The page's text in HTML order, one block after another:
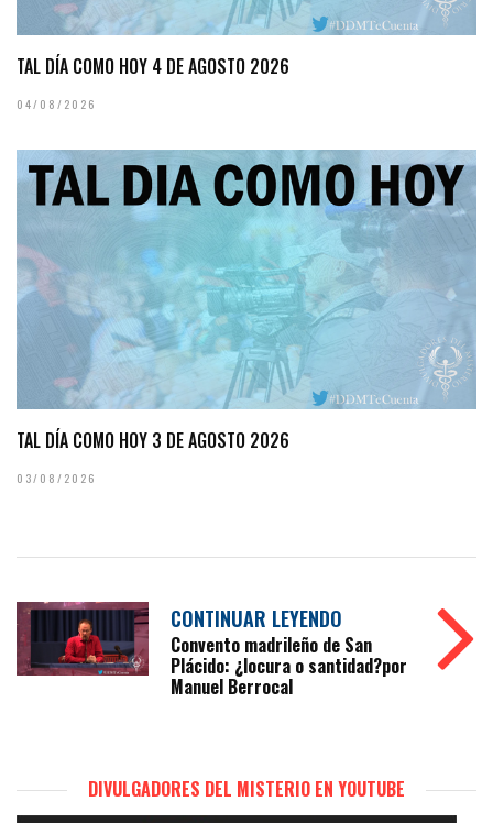
TAL DÍA COMO HOY 4 DE AGOSTO 2026
04/08/2026
TAL DÍA COMO HOY 3 DE AGOSTO 2026
03/08/2026
CONTINUAR LEYENDO
Convento madrileño de San
Plácido: ¿locura o santidad?por
Manuel Berrocal
DIVULGADORES DEL MISTERIO EN YOUTUBE